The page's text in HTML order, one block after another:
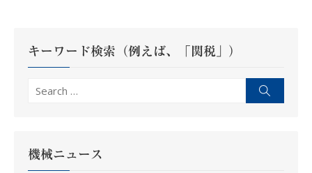
ョ
ン
キーワード検索（例えば、「関税」）
Search
機械ニュース